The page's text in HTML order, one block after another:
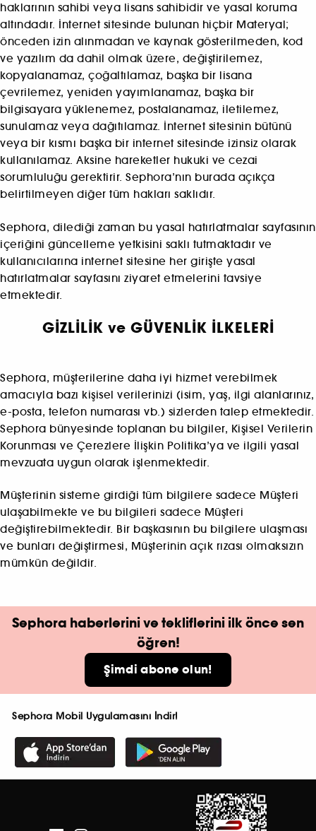
haklarının sahibi veya lisans sahibidir ve yasal koruma
altındadır. İnternet sitesinde bulunan hiçbir Materyal;
önceden izin alınmadan ve kaynak gösterilmeden, kod
ve yazılım da dahil olmak üzere, değiştirilemez,
kopyalanamaz, çoğaltılamaz, başka bir lisana
çevrilemez, yeniden yayımlanamaz, başka bir
bilgisayara yüklenemez, postalanamaz, iletilemez,
sunulamaz veya dağıtılamaz. İnternet sitesinin bütünü
veya bir kısmı başka bir internet sitesinde izinsiz olarak
kullanılamaz. Aksine hareketler hukuki ve cezai
sorumluluğu gerektirir. Sephora’nın burada açıkça
belirtilmeyen diğer tüm hakları saklıdır.
Sephora, dilediği zaman bu yasal hatırlatmalar sayfasının
içeriğini güncelleme yetkisini saklı tutmaktadır ve
kullanıcılarına internet sitesine her girişte yasal
hatırlatmalar sayfasını ziyaret etmelerini tavsiye
etmektedir.
GİZLİLİK ve GÜVENLİK İLKELERİ
Sephora, müşterilerine daha iyi hizmet verebilmek
amacıyla bazı kişisel verilerinizi (isim, yaş, ilgi alanlarınız,
e-posta, telefon numarası vb.) sizlerden talep etmektedir.
Sephora bünyesinde toplanan bu bilgiler, Kişisel Verilerin
Korunması ve Çerezlere İlişkin Politika’ya ve ilgili yasal
mevzuata uygun olarak işlenmektedir.
Müşterinin sisteme girdiği tüm bilgilere sadece Müşteri
ulaşabilmekte ve bu bilgileri sadece Müşteri
değiştirebilmektedir. Bir başkasının bu bilgilere ulaşması
ve bunları değiştirmesi, Müşterinin açık rızası olmaksızın
mümkün değildir.
Sephora haberlerini ve tekliflerini ilk önce sen
öğren!
Şimdi abone olun!
Sephora Mobil Uygulamasını İndir!